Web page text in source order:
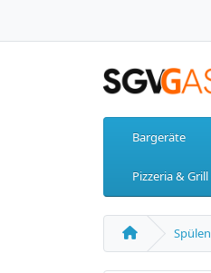
Bargeräte
Pizzeria & Grill
Spülen